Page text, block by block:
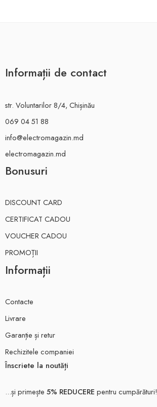
Informații de contact
str. Voluntarilor 8/4, Chișinău
069 04 51 88
info@electromagazin.md
electromagazin.md
Bonusuri
DISCOUNT CARD
CERTIFICAT CADOU
VOUCHER CADOU
PROMOȚII
Informații
Contacte
Livrare
Garanție și retur
Rechizitele companiei
Înscriete la noutăți
...și primește 5% REDUCERE pentru cumpărături!